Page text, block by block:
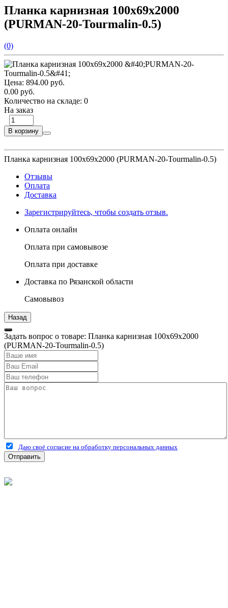
Планка карнизная 100х69х2000
(PURMAN-20-Tourmalin-0.5)
(0)
Цена: 894.00 руб.
0.00 руб.
Количество на складе: 0
На заказ
В корзину
Планка карнизная 100х69х2000 (PURMAN-20-Tourmalin-0.5)
Отзывы
Оплата
Доставка
Зарегистрируйтесь, чтобы создать отзыв.
Оплата онлайн
Оплата при самовывозе
Оплата при доставке
Доставка по Рязанской области
Самовывоз
Задать вопрос о товаре: Планка карнизная 100х69х2000
(PURMAN-20-Tourmalin-0.5)
Даю своё согласие на обработку персональных данных
Отправить